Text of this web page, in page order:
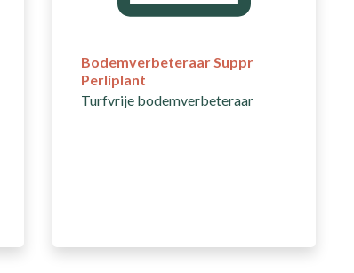
Bodemverbeteraar Suppr
Perliplant
Turfvrije bodemverbeteraar